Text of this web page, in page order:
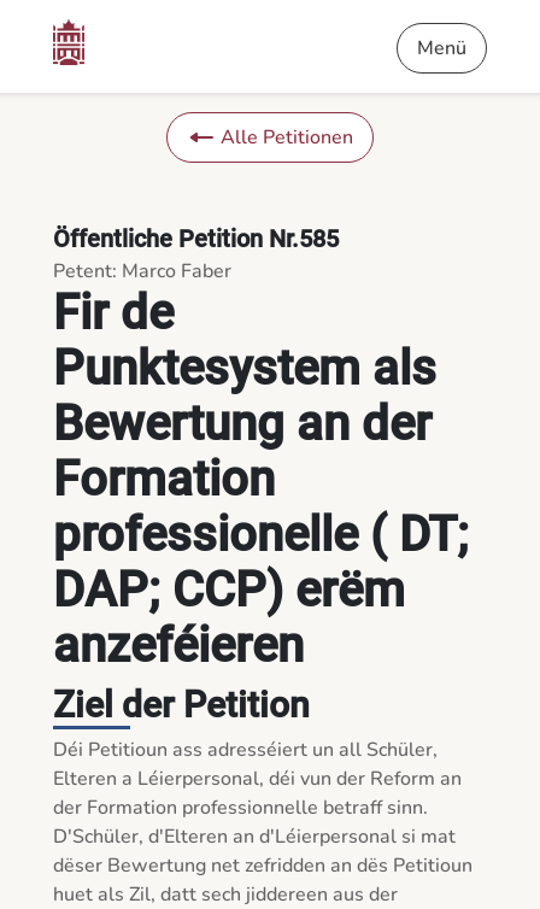
Fir de Punktesystem als Bewertung an der Formation
Menü
Alle Petitionen
Fir de
Punktesystem als
Bewertung an der
Formation
professionelle ( DT;
DAP; CCP) erëm
anzeféieren
Öffentliche Petition Nr.585
Petent: Marco Faber
Ziel der Petition
Déi Petitioun ass adresséiert un all Schüler,
Elteren a Léierpersonal, déi vun der Reform an
der Formation professionnelle betraff sinn.
D'Schüler, d'Elteren an d'Léierpersonal si mat
dëser Bewertung net zefridden an dës Petitioun
huet als Zil, datt sech jiddereen aus der